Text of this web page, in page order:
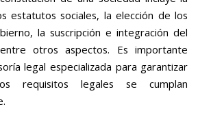
estatutos sociales, la elección de los
la suscripción e integración del
otros aspectos. Es importante
legal especializada para garantizar
requisitos legales se cumplan